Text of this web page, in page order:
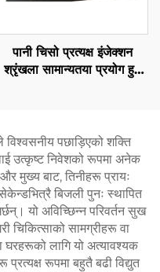
पानी चिसो प्रत्यक्ष इंजेक्शन
श्रृंखला सामान्यतया प्रयोग हुने
पछाड़िएको शक्ति
उत्कृष्ट निवेशको रूपमा अनेक
मुख्य बाट, तिनीहरू प्रायः
बिजली पुनः स्थापित
यो अविच्छिन्न परिवर्तन सुख
चिकित्साको सामग्रीहरू वा
लागि यो अत्यावश्यक
रूपमा बहुतै बढी विद्युत